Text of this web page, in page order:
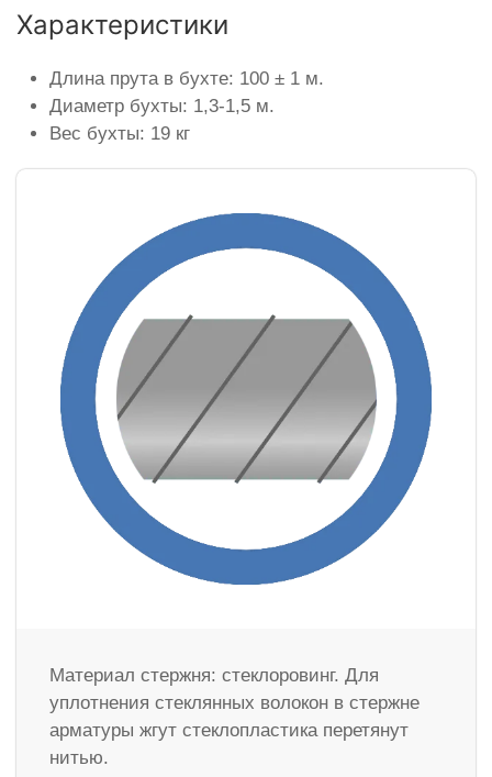
Характеристики
Длина прута в бухте: 100 ± 1 м.
Диаметр бухты: 1,3-1,5 м.
Вес бухты: 19 кг
Материал стержня: стеклоровинг. Для
уплотнения стеклянных волокон в стержне
арматуры жгут стеклопластика перетянут
нитью.